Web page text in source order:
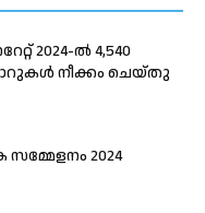
2024-ൽ 4,540
കാറുകൾ നീക്കം ചെയ്തു
2024